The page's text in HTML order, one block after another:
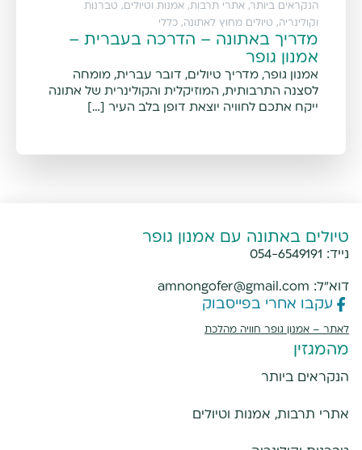
הנקראים ביותר, אתרי תרבות, אמנות וטיולים , טברנות
וקולינריה, טיולים מחוץ לאתונה, כללי
מדריך באתונה – הדרכה בעברית –
אמנון גופר
אמנון גופר, מדריך טיולים, דובר עברית, מומחה
לסצנה התרבותית, המוזיקלית והקולינרית של אתונה
ייקח אתכם לחוויה יוצאת דופן בלב העיר […]
טיולים באתונה עם אמנון גופר
נייד: 054-6549191
דוא"ל: amnongofer@gmail.com
עקבו אחרי בפייסבוק
לאתר – אמנון גופר חוויה מהלכת
מהמגזין
הנקראים ביותר
אתרי תרבות, אמנות וטיולים